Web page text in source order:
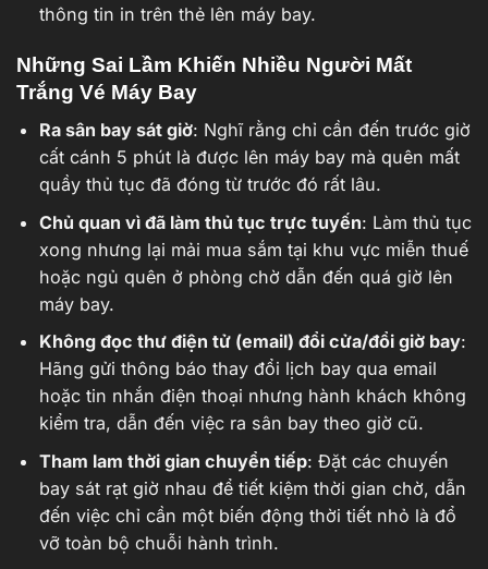
thông tin in trên thẻ lên máy bay.
Những Sai Lầm Khiến Nhiều Người Mất
Trắng Vé Máy Bay
Ra sân bay sát giờ: Nghĩ rằng chỉ cần đến trước giờ
cất cánh 5 phút là được lên máy bay mà quên mất
quầy thủ tục đã đóng từ trước đó rất lâu.
Chủ quan vì đã làm thủ tục trực tuyến: Làm thủ tục
xong nhưng lại mải mua sắm tại khu vực miễn thuế
hoặc ngủ quên ở phòng chờ dẫn đến quá giờ lên
máy bay.
Không đọc thư điện tử (email) đổi cửa/đổi giờ bay:
Hãng gửi thông báo thay đổi lịch bay qua email
hoặc tin nhắn điện thoại nhưng hành khách không
kiểm tra, dẫn đến việc ra sân bay theo giờ cũ.
Tham lam thời gian chuyển tiếp: Đặt các chuyến
bay sát rạt giờ nhau để tiết kiệm thời gian chờ, dẫn
đến việc chỉ cần một biến động thời tiết nhỏ là đổ
vỡ toàn bộ chuỗi hành trình.